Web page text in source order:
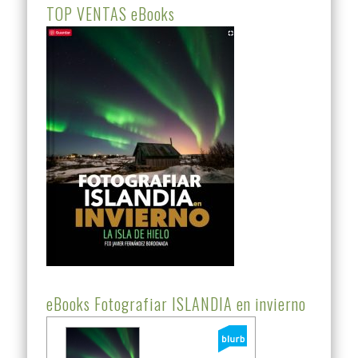
TOP VENTAS eBooks
eBooks Fotografiar ISLANDIA en invierno